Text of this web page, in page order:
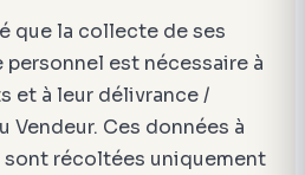
que la collecte de ses
personnel est nécessaire à
et à leur délivrance /
Vendeur. Ces données à
sont récoltées uniquement